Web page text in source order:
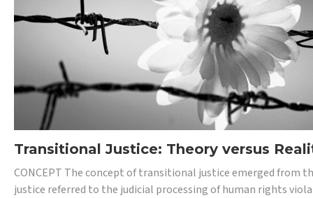
Transitional Justice: Theory versus
CONCEPT The concept of transitional justice emerged
justice referred to the judicial processing of human rights